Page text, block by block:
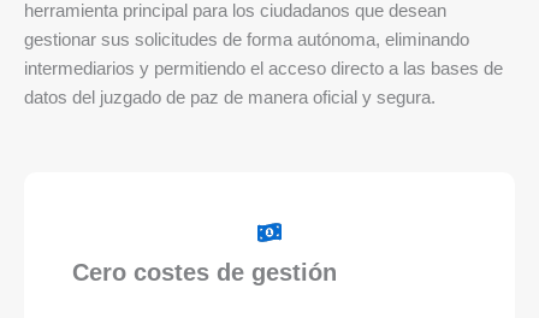
herramienta principal para los ciudadanos que desean
gestionar sus solicitudes de forma autónoma, eliminando
intermediarios y permitiendo el acceso directo a las bases de
datos del juzgado de paz de manera oficial y segura.
Cero costes de gestión